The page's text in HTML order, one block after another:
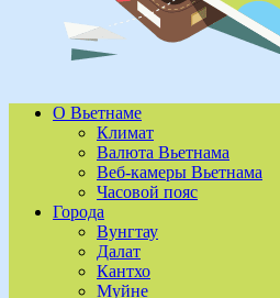
О Вьетнаме
Климат
Валюта Вьетнама
Веб-камеры Вьетнама
Часовой пояс
Города
Вунгтау
Далат
Кантхо
Муйне